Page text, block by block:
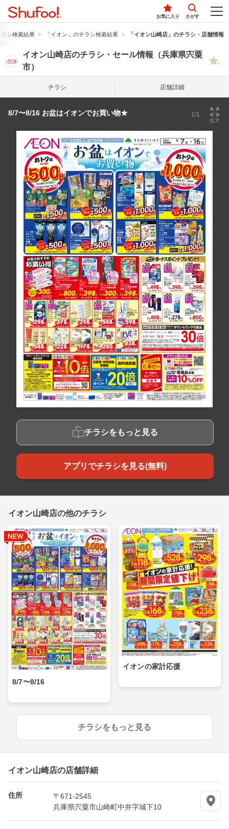
お気に入り さがす
シ検索結果 「イオン」のチラシ検索結果 「イオン山崎店」のチラシ・店舗情報
イオン山崎店のチラシ・セール情報（兵庫県宍粟
市）
チラシ 店舗詳細
8/7〜8/16 お盆はイオンでお買い物★ 1/1
拡大
チラシをもっと見る
アプリでチラシを見る(無料)
イオン山崎店の他のチラシ
8/7〜8/16
イオンの家計応援
チラシをもっと見る
イオン山崎店の店舗詳細
住所
〒671-2545
兵庫県宍粟市山崎町中井字城下10